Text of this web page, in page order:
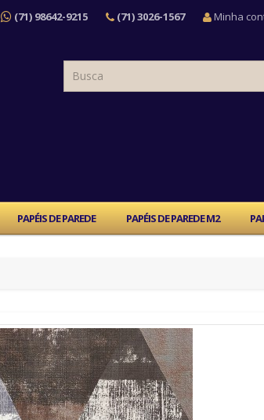
(71) 98642-9215 (71) 3026-1567 Minha
PAPÉIS DE PAREDE PAPÉIS DE PAREDE M2